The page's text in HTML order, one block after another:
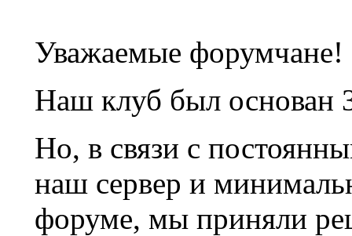
Уважаемые форумчане!
Наш клуб был основан
Но, в связи с
наш сервер и
форуме, мы приняли